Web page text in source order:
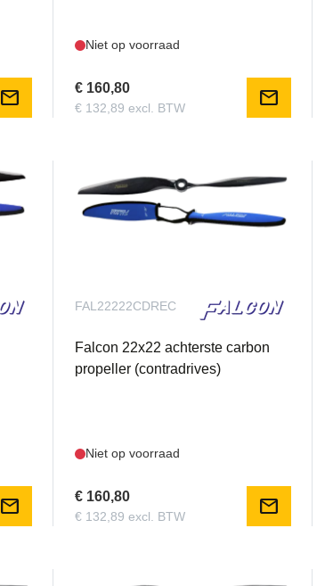
mail
Niet op voorraad
€ 160,80
€ 132,89 excl. BTW mail
mail
FAL22222CDREC
Falcon 22x22 achterste carbon
propeller (contradrives)
Niet op voorraad
€ 160,80
€ 132,89 excl. BTW mail